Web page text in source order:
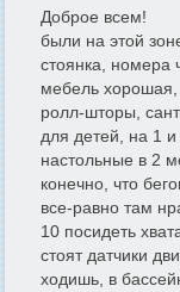
Доброе всем!
были на этой
стоянка, номера
мебель
ролл-шторы,
для детей, на 1 и
настольные в 2
конечно, что
все-равно там
10 посидеть
стоят датчики
ходишь, в